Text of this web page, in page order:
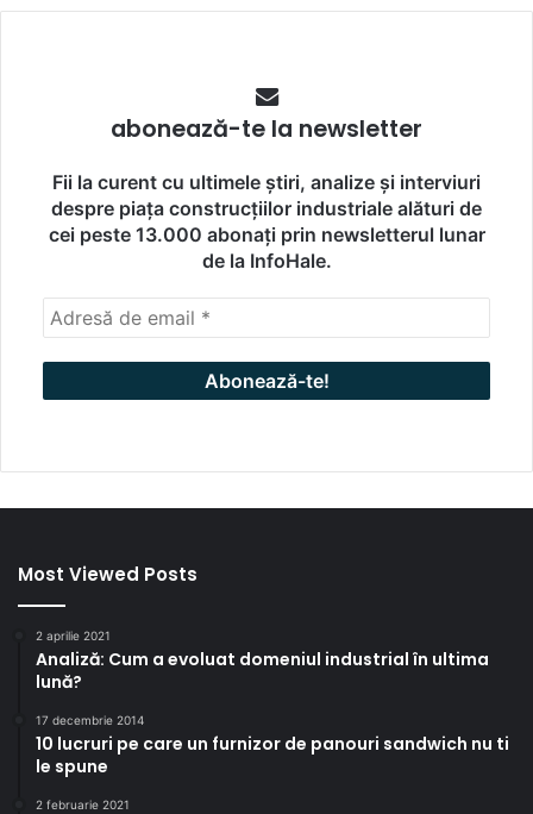
abonează-te la newsletter
Fii la curent cu ultimele știri, analize și interviuri
despre piața construcțiilor industriale alături de
cei peste 13.000 abonați prin newsletterul lunar
de la InfoHale.
Most Viewed Posts
2 aprilie 2021
Analiză: Cum a evoluat domeniul industrial în ultima
lună?
17 decembrie 2014
10 lucruri pe care un furnizor de panouri sandwich nu ti
le spune
2 februarie 2021